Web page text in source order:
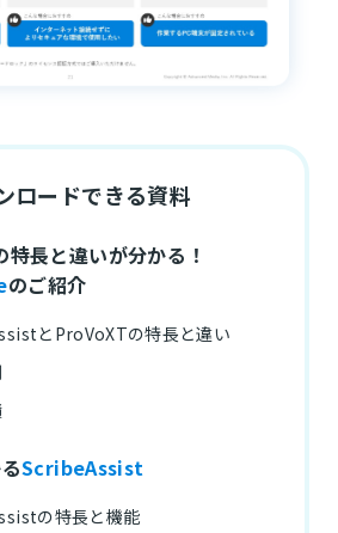
ロードできる資料
特長と違いが分かる！
のご紹介
とProVoXTの特長と違い
ScribeAssist
の特長と機能